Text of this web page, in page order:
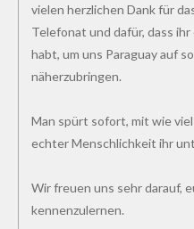
vielen herzlichen Dank für
Telefonat und dafür, dass
habt, um uns Paraguay auf
näherzubringen.
Man spürt sofort, mit wie
echter Menschlichkeit ihr
Wir freuen uns sehr darauf,
kennenzulernen.